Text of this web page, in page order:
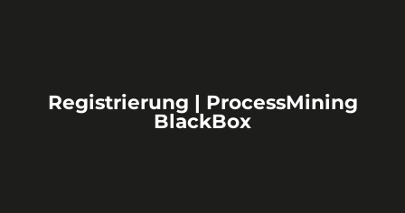
Registrierung | ProcessMining
BlackBox